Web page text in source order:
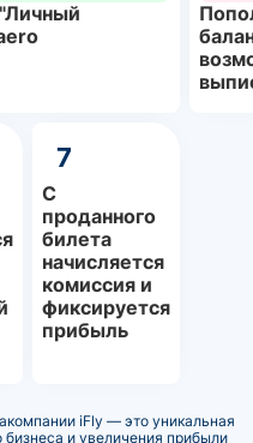
7
С
проданного
билета
начисляется
комиссия и
фиксируется
прибыль
iFly — это уникальная
и увеличения прибыли